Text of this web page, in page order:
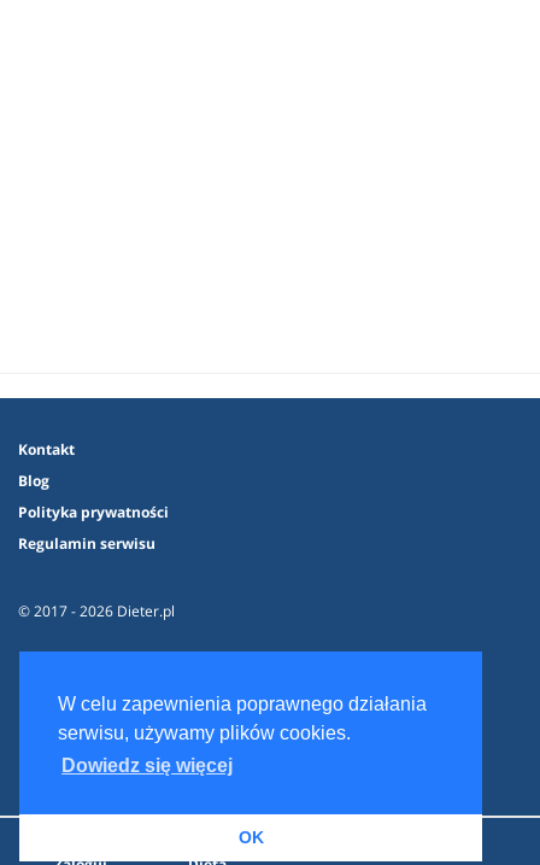
W celu zapewnienia poprawnego działania
serwisu, używamy plików cookies.
Dowiedz się więcej
OK
Kontakt
Blog
Polityka prywatności
Regulamin serwisu
© 2017 - 2026 Dieter.pl